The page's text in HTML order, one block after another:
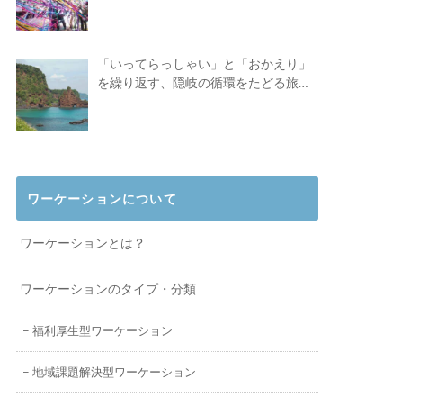
「いってらっしゃい」と「おかえり」
を繰り返す、隠岐の循環をたどる旅
ワーケーションについて
ワーケーションとは？
ワーケーションのタイプ・分類
福利厚生型ワーケーション
地域課題解決型ワーケーション